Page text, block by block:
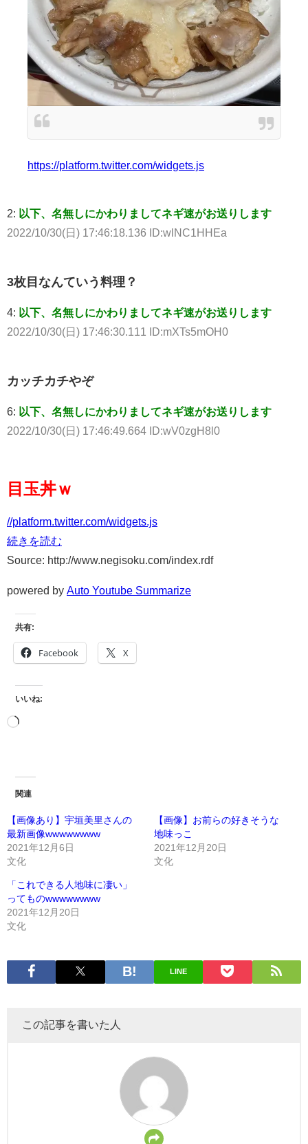
https://platform.twitter.com/widgets.js
2: 以下、名無しにかわりましてネギ速がお送りします
2022/10/30(日) 17:46:18.136 ID:wlNC1HHEa
3枚目なんていう料理？
4: 以下、名無しにかわりましてネギ速がお送りします
2022/10/30(日) 17:46:30.111 ID:mXTs5mOH0
カッチカチやぞ
6: 以下、名無しにかわりましてネギ速がお送りします
2022/10/30(日) 17:46:49.664 ID:wV0zgH8l0
目玉丼ｗ
//platform.twitter.com/widgets.js
続きを読む
Source: http://www.negisoku.com/index.rdf
powered by Auto Youtube Summarize
共有:
Facebook X
いいね:
関連
【画像あり】宇垣美里さんの
最新画像wwwwwwww
2021年12月6日
文化
【画像】お前らの好きそうな
地味っこ
2021年12月20日
文化
「これできる人地味に凄い」
ってものwwwwwwww
2021年12月20日
文化
LINE
この記事を書いた人